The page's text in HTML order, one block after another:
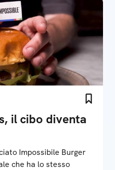
il cibo diventa
Impossibile Burger
che ha lo stesso